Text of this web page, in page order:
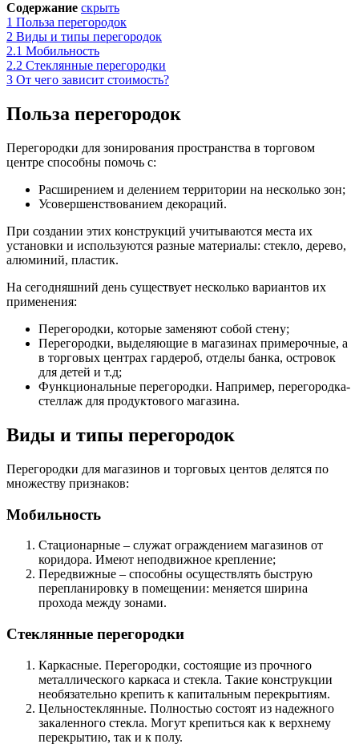
Содержание скрыть
1 Польза перегородок
2 Виды и типы перегородок
2.1 Мобильность
2.2 Стеклянные перегородки
3 От чего зависит стоимость?
Польза перегородок
Перегородки для зонирования пространства в торговом
центре способны помочь с:
Расширением и делением территории на несколько зон;
Усовершенствованием декораций.
При создании этих конструкций учитываются места их
установки и используются разные материалы: стекло, дерево,
алюминий, пластик.
На сегодняшний день существует несколько вариантов их
применения:
Перегородки, которые заменяют собой стену;
Перегородки, выделяющие в магазинах примерочные, а
в торговых центрах гардероб, отделы банка, островок
для детей и т.д;
Функциональные перегородки. Например, перегородка-
стеллаж для продуктового магазина.
Виды и типы перегородок
Перегородки для магазинов и торговых центов делятся по
множеству признаков:
Мобильность
Стационарные – служат ограждением магазинов от
коридора. Имеют неподвижное крепление;
Передвижные – способны осуществлять быструю
перепланировку в помещении: меняется ширина
прохода между зонами.
Стеклянные перегородки
Каркасные. Перегородки, состоящие из прочного
металлического каркаса и стекла. Такие конструкции
необязательно крепить к капитальным перекрытиям.
Цельностеклянные. Полностью состоят из надежного
закаленного стекла. Могут крепиться как к верхнему
перекрытию, так и к полу.